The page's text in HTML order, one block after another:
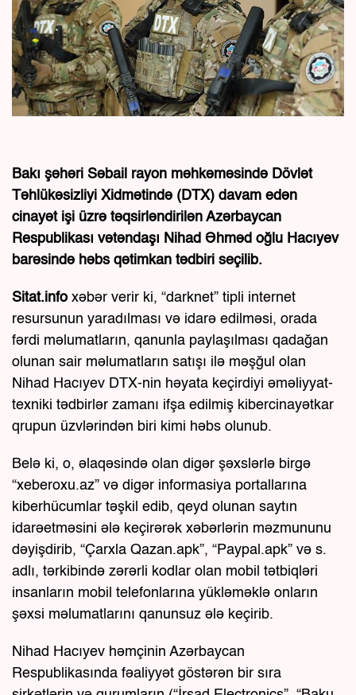
Bakı şəhəri Səbail rayon məhkəməsində Dövlət
Təhlükəsizliyi Xidmətində (DTX) davam edən
cinayət işi üzrə təqsirləndirilən Azərbaycan
Respublikası vətəndaşı Nihad Əhməd oğlu Hacıyev
barəsində həbs qətimkan tədbiri seçilib.
Sitat.info xəbər verir ki, “darknet” tipli internet
resursunun yaradılması və idarə edilməsi, orada
fərdi məlumatların, qanunla paylaşılması qadağan
olunan sair məlumatların satışı ilə məşğul olan
Nihad Hacıyev DTX-nin həyata keçirdiyi əməliyyat-
texniki tədbirlər zamanı ifşa edilmiş kibercinayətkar
qrupun üzvlərindən biri kimi həbs olunub.
Belə ki, o, əlaqəsində olan digər şəxslərlə birgə
“xeberoxu.az” və digər informasiya portallarına
kiberhücumlar təşkil edib, qeyd olunan saytın
idarəetməsini ələ keçirərək xəbərlərin məzmununu
dəyişdirib, “Çarxla Qazan.apk”, “Paypal.apk” və s.
adlı, tərkibində zərərli kodlar olan mobil tətbiqləri
insanların mobil telefonlarına yükləməklə onların
şəxsi məlumatlarını qanunsuz ələ keçirib.
Nihad Hacıyev həmçinin Azərbaycan
Respublikasında fəaliyyət göstərən bir sıra